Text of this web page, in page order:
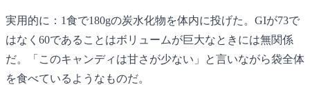
実用的に：1食で180gの炭水化物を体内に投げた。GIが73で
はなく60であることはボリュームが巨大なときには無関係
だ。「このキャンディは甘さが少ない」と言いながら袋全体
を食べているようなものだ。